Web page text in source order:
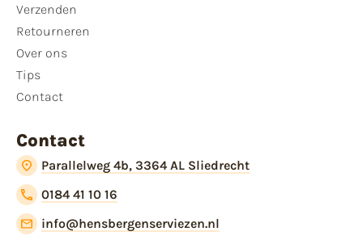
Verzenden
Retourneren
Over ons
Tips
Contact
Contact
Parallelweg 4b, 3364 AL Sliedrecht
0184 41 10 16
info@hensbergenserviezen.nl